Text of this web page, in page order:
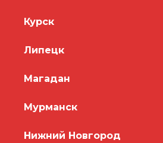
Курск
Липецк
Магадан
Мурманск
Нижний Новгород